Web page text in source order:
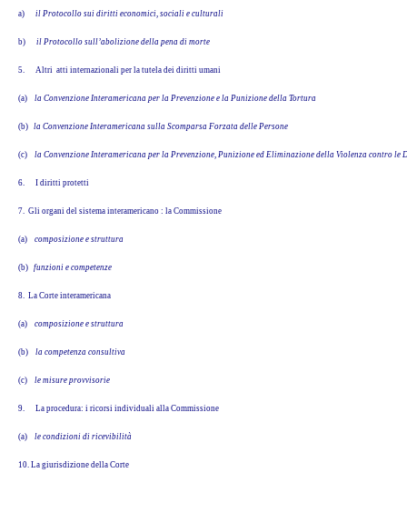
a) il Protocollo sui diritti economici, sociali e culturali
b) il Protocollo sull’abolizione della pena di morte
5. Altri atti internazionali per la tutela dei diritti umani
(a) la Convenzione Interamericana per la Prevenzione e la Punizione della Tortura
(b) la Convenzione Interamericana sulla Scomparsa Forzata delle Persone
(c) la Convenzione Interamericana per la Prevenzione, Punizione ed Eliminazione della Violenza contro le
6. I diritti protetti
7. Gli organi del sistema interamericano : la Commissione
(a) composizione e struttura
(b) funzioni e competenze
8. La Corte interamericana
(a) composizione e struttura
(b) la competenza consultiva
(c) le misure provvisorie
9. La procedura: i ricorsi individuali alla Commissione
(a) le condizioni di ricevibilità
10. La giurisdizione della Corte